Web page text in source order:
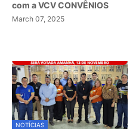
com a VCV CONVÊNIOS
March 07, 2025
NOTÍCIAS